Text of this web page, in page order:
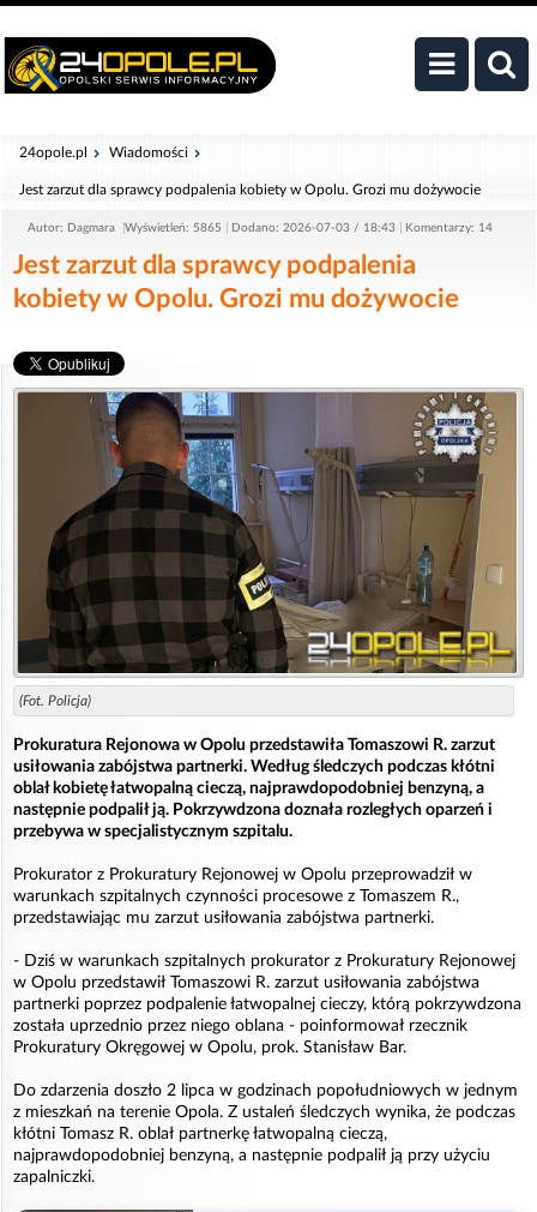
24opole.pl Wiadomości
Jest zarzut dla sprawcy podpalenia kobiety w Opolu. Grozi mu dożywocie
Autor: Dagmara Wyświetleń: 5865 Dodano: 2026-07-03 / 18:43 Komentarzy: 14
Jest zarzut dla sprawcy podpalenia
kobiety w Opolu. Grozi mu dożywocie
(Fot. Policja)
Prokuratura Rejonowa w Opolu przedstawiła Tomaszowi R. zarzut
usiłowania zabójstwa partnerki. Według śledczych podczas kłótni
oblał kobietę łatwopalną cieczą, najprawdopodobniej benzyną, a
następnie podpalił ją. Pokrzywdzona doznała rozległych oparzeń i
przebywa w specjalistycznym szpitalu.
Prokurator z Prokuratury Rejonowej w Opolu przeprowadził w
warunkach szpitalnych czynności procesowe z Tomaszem R.,
przedstawiając mu zarzut usiłowania zabójstwa partnerki.
- Dziś w warunkach szpitalnych prokurator z Prokuratury Rejonowej
w Opolu przedstawił Tomaszowi R. zarzut usiłowania zabójstwa
partnerki poprzez podpalenie łatwopalnej cieczy, którą pokrzywdzona
została uprzednio przez niego oblana - poinformował rzecznik
Prokuratury Okręgowej w Opolu, prok. Stanisław Bar.
Do zdarzenia doszło 2 lipca w godzinach popołudniowych w jednym
z mieszkań na terenie Opola. Z ustaleń śledczych wynika, że podczas
kłótni Tomasz R. oblał partnerkę łatwopalną cieczą,
najprawdopodobniej benzyną, a następnie podpalił ją przy użyciu
zapalniczki.